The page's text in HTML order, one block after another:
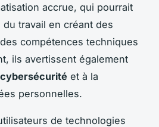
accrue, qui pourrait
travail en créant des
compétences techniques
ils avertissent également
cybersécurité et à la
personnelles.
de technologies